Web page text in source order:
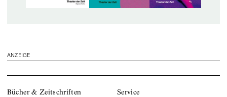
ANZEIGE
Bücher & Zeitschriften Service